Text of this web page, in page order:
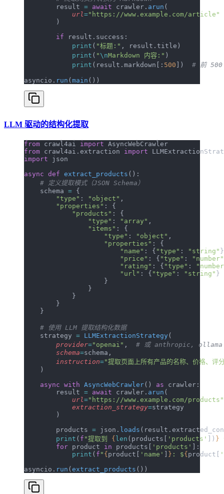
        result
= await crawler. arun (
            url
="https://www.example.com/article"
        )
        if
result.success:
            print
( "标题:" , result.title)
            print
( " \nMarkdown 内容:" )
            print
(result.markdown[: 500 ]) # 前 500
asyncio. run ( main ())
LLM 驱动的结构化提取
from crawl4ai import AsyncWebCrawler
from crawl4ai.extraction import
import json
async def extract_products ():
    # 定义提取模式（JSON Schema）
    schema
= {
        "type"
: "object" ,
        "properties"
: {
            "products"
: {
                "type"
: "array" ,
                "items"
: {
                    "type"
: "object" ,
                    "properties"
: {
                        "name"
: { "type" : "string"
                        "price"
: { "type" :
"number"
                        "rating"
: { "type" :
                        "url"
: { "type" : "string" }
                    }
                }
            }
        }
    }
    # 使用 LLM 提取结构化数据
    strategy
= LLMExtractionStrategy (
        provider
="openai" , # 或 anthropic, ollama
        schema
=schema,
        instruction
="提取页面上所有产品的名称、价格、评
    )
    async
with AsyncWebCrawler() as crawler:
        result
= await crawler. arun (
            url
="https://www.example.com/products"
            extraction_strategy
=strategy
        )
        products
= json. loads
        print
( f "提取到 { len (products[ 'products' ]) }
        for
product in products[ 'products'
]:
            print
( f " { product[ 'name' } : ${ product[
asyncio. run ( extract_products ())